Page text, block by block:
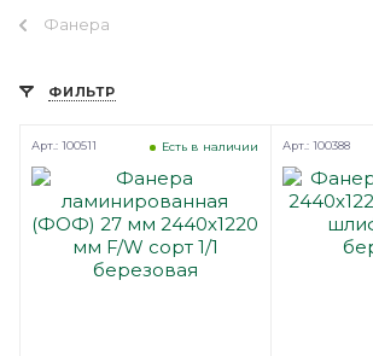
Фанера
ФИЛЬТР
Есть в наличии
Арт.: 100511 Арт.: 100388